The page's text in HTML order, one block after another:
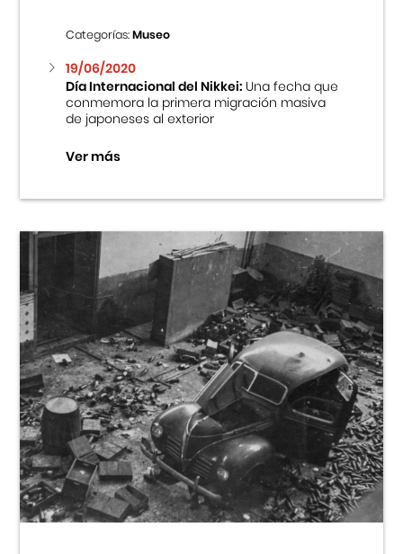
Categorías:Museo
19/06/2020
Día Internacional del Nikkei:Una fecha que
conmemora la primera migración masiva
de japoneses al exterior
Ver más